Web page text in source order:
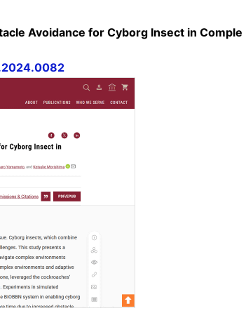
Avoidance for Cyborg Insect in Comple